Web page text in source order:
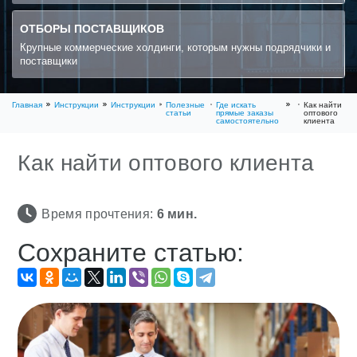
ОТБОРЫ ПОСТАВЩИКОВ
Крупные коммерческие холдинги, которым нужны подрядчики и
поставщики
Главная Инструкции Инструкции
Полезные
статьи
Где искать
прямые заказы
самостоятельно
Как найти
оптового
клиента
Как найти оптового клиента
Время прочтения: 6мин.
Сохраните статью: